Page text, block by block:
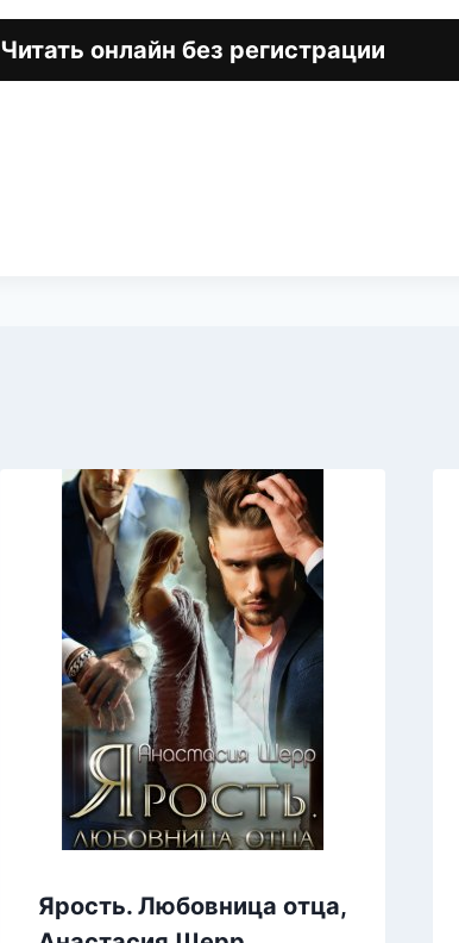
Читать онлайн без регистрации
Ярость. Любовница отца,